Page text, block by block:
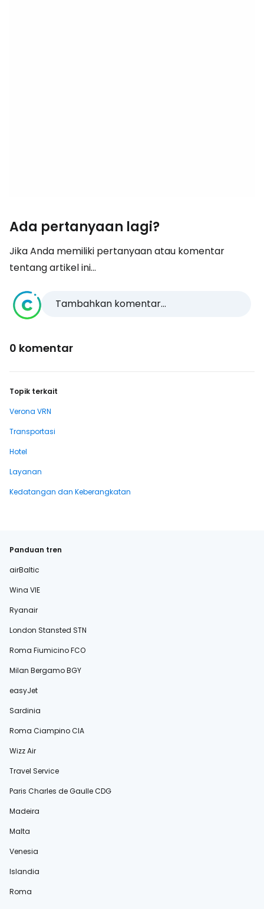
Ada pertanyaan lagi?
Jika Anda memiliki pertanyaan atau komentar
tentang artikel ini...
Tambahkan komentar...
0 komentar
Topik terkait
Verona VRN
Transportasi
Hotel
Layanan
Kedatangan dan Keberangkatan
Panduan tren
airBaltic
Wina VIE
Ryanair
London Stansted STN
Roma Fiumicino FCO
Milan Bergamo BGY
easyJet
Sardinia
Roma Ciampino CIA
Wizz Air
Travel Service
Paris Charles de Gaulle CDG
Madeira
Malta
Venesia
Islandia
Roma